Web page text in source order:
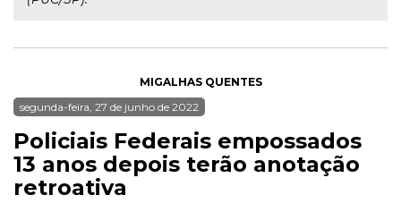
MIGALHAS QUENTES
segunda-feira, 27 de junho de 2022
Policiais Federais empossados
13 anos depois terão anotação
retroativa